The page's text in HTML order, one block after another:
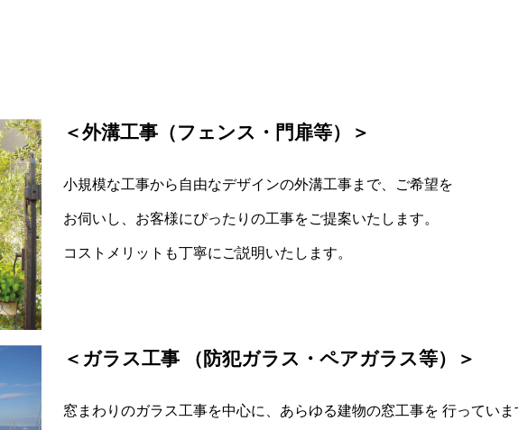
＜外溝工事（フェンス・門扉等）＞
小規模な工事から自由なデザインの外溝工事まで、ご希望を
お伺いし、お客様にぴったりの工事をご提案いたします。
コストメリットも丁寧にご説明いたします。
＜ガラス工事 （防犯ガラス・ペアガラス等）＞
窓まわりのガラス工事を中心に、あらゆる建物の窓工事を 行ってい